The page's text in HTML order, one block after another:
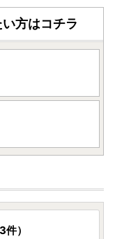
方はコチラ
3件）